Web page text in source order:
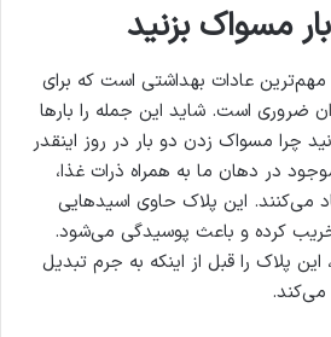
مسواک بزنید
عادات بهداشتی است که برای
است. شاید این جمله را بارها
چرا مسواک زدن دو بار در روز اینقدر
در دهان ما به همراه ذرات غذا،
می‌کنند. این پلاک حاوی اسیدهایی
کرده و باعث پوسیدگی می‌شود.
پلاک را قبل از اینکه به جرم تبدیل
می‌کند.